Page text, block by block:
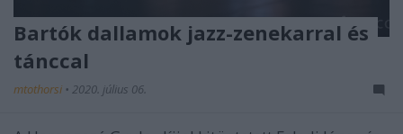
Bartók dallamok jazz-zenekarral és
tánccal
mtothorsi • 2020. július 06.